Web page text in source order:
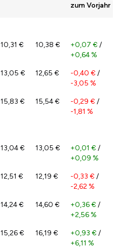
zum Vorjahr
10,31 € 10,38 € +0,07 € /
+0,64 %
13,05 € 12,65 € -0,40 € /
-3,05 %
15,83 € 15,54 € -0,29 € /
-1,81 %
13,04 € 13,05 € +0,01 € /
+0,09 %
12,51 € 12,19 € -0,33 € /
-2,62 %
14,24 € 14,60 € +0,36 € /
+2,56 %
15,26 € 16,19 € +0,93 € /
+6,11 %